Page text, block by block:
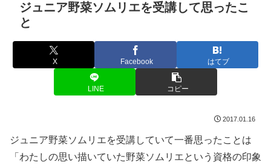
ジュニア野菜ソムリエを受講して思ったこ
と
X Facebook はてブ
LINE コピー
2017.01.16
ジュニア野菜ソムリエを受講していて一番思ったことは
「わたしの思い描いていた野菜ソムリエという資格の印象